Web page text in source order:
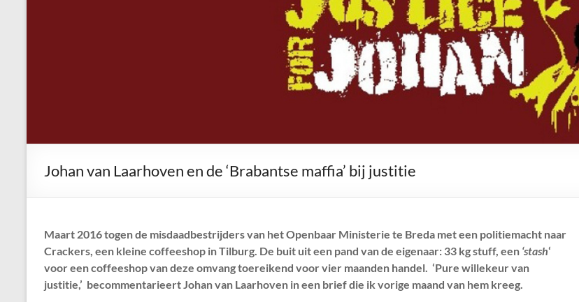
Johan van Laarhoven en de ‘Brabantse maffia’ bij justitie
Maart 2016 togen de misdaadbestrijders van het Openbaar Ministerie te Breda met een politiemacht naar
Crackers, een kleine coffeeshop in Tilburg. De buit uit een pand van de eigenaar: 33 kg stuff, een ‘stash‘
voor een coffeeshop van deze omvang toereikend voor vier maanden handel. ‘Pure willekeur van
justitie,’ becommentarieert Johan van Laarhoven in een brief die ik vorige maand van hem kreeg.